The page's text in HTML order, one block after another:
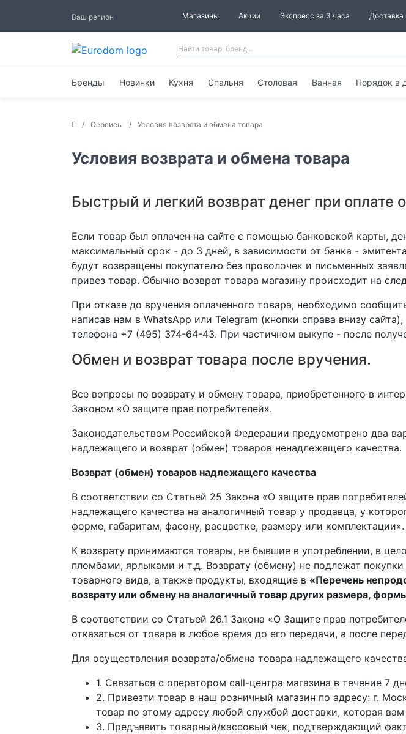
Ваш регион Магазины Акции Экспресс за 3 часа Доставка
Бренды Новинки Кухня Спальня Столовая Ванная Порядок в
Сервисы Условия возврата и обмена товара
Условия возврата и обмена товара
Быстрый и легкий возврат денег при оплате
Если товар был оплачен на сайте с помощью банковской карты,
максимальный срок - до 3 дней, в зависимости от банка -
будут возвращены покупателю без проволочек и письменных
привез товар. Обычно возврат товара магазину происходит на
При отказе до вручения оплаченного товара, необходимо
написав нам в WhatsApp или Telegram (кнопки справа внизу
телефона +7 (495) 374-64-43. При частичном выкупе - после
Обмен и возврат товара после вручения.
Все вопросы по возврату и обмену товара, приобретенного в
Законом «О защите прав потребителей».
Законодательством Российской Федерации предусмотрено два
надлежащего и возврат (обмен) товаров ненадлежащего качества.
Возврат (обмен) товаров надлежащего качества
В соответствии со Статьей 25 Закона «О защите прав
надлежащего качества на аналогичный товар у продавца, у
форме, габаритам, фасону, расцветке, размеру или комплектации».
К возврату принимаются товары, не бывшие в употреблении, в
пломбами, ярлыками и т.д. Возврату (обмену) не подлежат
товарного вида, а также продукты, входящие в «Перечень
возврату или обмену на аналогичный товар других размера,
В соответствии со Статьей 26.1 Закона «О Защите прав
отказаться от товара в любое время до его передачи, а после
Для осуществления возврата/обмена товара надлежащего
1. Связаться с оператором call-центра магазина в течение 7
2. Привезти товар в наш розничный магазин по адресу: г.
товар по этому адресу любой службой доставки, которая вам
3. Предъявить товарный/кассовый чек, подтверждающий